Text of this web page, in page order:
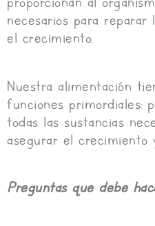
necesarios para reparar
el crecimiento.
Nuestra alimentación
funciones primordiales:
todas las sustancias
asegurar el crecimiento
Preguntas que debe